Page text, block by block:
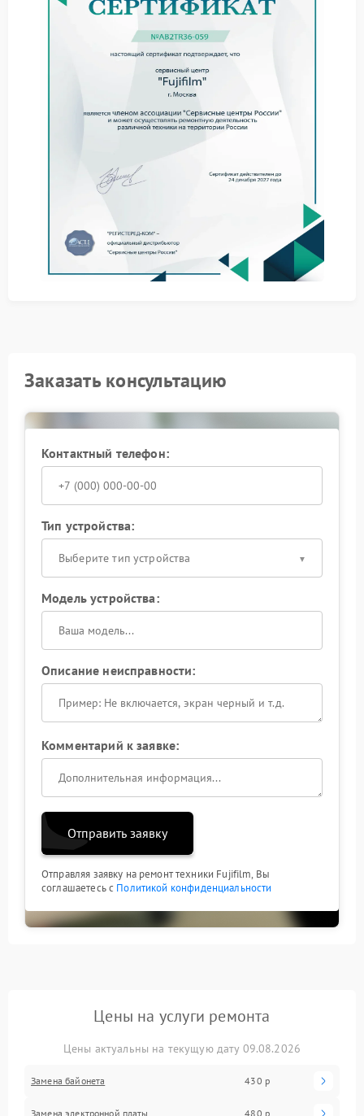
Если внешние причины исключены, а шумы
сохраняются, вероятно, потребуется ремонт Fujifilm.
Источником проблемы могут быть износ шестерен
редуктора, загрязнение или высыхание смазки,
повреждение шагового двигателя либо нарушение
баланса подвижных элементов. Самостоятельное
вмешательство без опыта и инструментов может
привести к необратимым последствиям.
использованием специализированного
оборудования, точно определят источник шума и
При подтверждении технической неисправности
лучшим решением станет обращение в сервисный
центр Fujifilm. Там выполнят разборку объектива в
контролируемых условиях, заменят изношенные
Заказать консультацию
Контактный телефон:
Тип устройства:
Выберите тип устройства
Модель устройства:
Описание неисправности:
Комментарий к заявке:
Отправить заявку
Отправляя заявку на ремонт техники Fujifilm, Вы
соглашаетесь с Политикой конфиденциальности
Цены на услуги ремонта
Цены актуальны на текущую дату 09.08.2026
Замена байонета 430 р
Замена электронной платы 480 р